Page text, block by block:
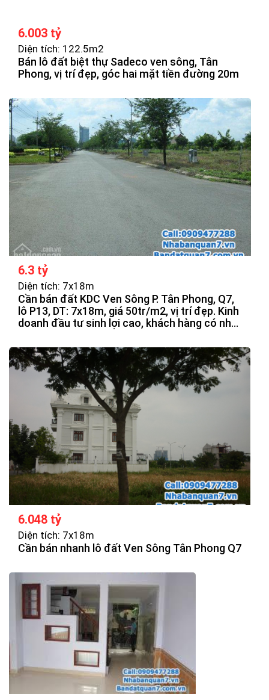
6.003 tỷ
Diện tích: 122.5m2
Bán lô đất biệt thự Sadeco ven sông, Tân
Phong, vị trí đẹp, góc hai mặt tiền đường 20m
6.3 tỷ
Diện tích: 7x18m
Cần bán đất KDC Ven Sông P. Tân Phong, Q7,
lô P13, DT: 7x18m, giá 50tr/m2, vị trí đẹp. Kinh
doanh đầu tư sinh lợi cao, khách hàng có nhu
6.048 tỷ
Diện tích: 7x18m
Cần bán nhanh lô đất Ven Sông Tân Phong Q7